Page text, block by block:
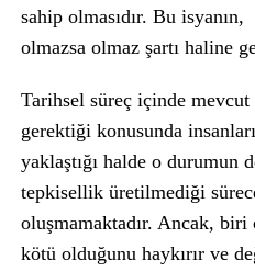
sahip olmasıdır. Bu
olmazsa olmaz şartı haline
Tarihsel süreç içinde
gerektiği konusunda
yaklaştığı halde o durumun
tepkisellik üretilmediği
oluşmamaktadır. Ancak, biri
kötü olduğunu haykırır ve